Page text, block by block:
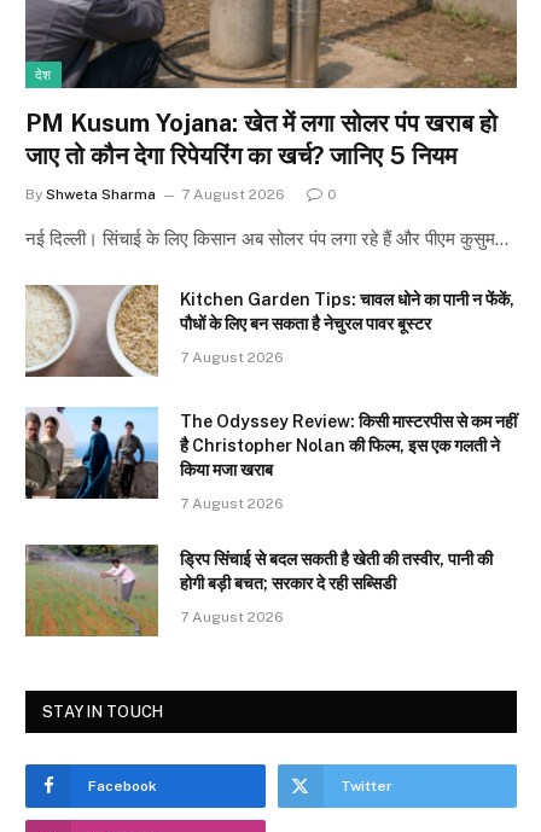
देश
PM Kusum Yojana: खेत में लगा सोलर पंप खराब हो
जाए तो कौन देगा रिपेयरिंग का खर्च? जानिए 5 नियम
By Shweta Sharma 7 August 2026 0
नई दिल्ली। सिंचाई के लिए किसान अब सोलर पंप लगा रहे हैं और पीएम कुसुम…
Kitchen Garden Tips: चावल धोने का पानी न फेंकें,
पौधों के लिए बन सकता है नेचुरल पावर बूस्टर
7 August 2026
The Odyssey Review: किसी मास्टरपीस से कम नहीं
है Christopher Nolan की फिल्म, इस एक गलती ने
किया मजा खराब
7 August 2026
ड्रिप सिंचाई से बदल सकती है खेती की तस्वीर, पानी की
होगी बड़ी बचत; सरकार दे रही सब्सिडी
7 August 2026
STAY IN TOUCH
Facebook Twitter